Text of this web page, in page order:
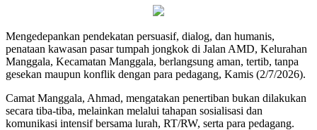
Mengedepankan pendekatan persuasif, dialog, dan humanis,
penataan kawasan pasar tumpah jongkok di Jalan AMD, Kelurahan
Manggala, Kecamatan Manggala, berlangsung aman, tertib, tanpa
gesekan maupun konflik dengan para pedagang, Kamis (2/7/2026).
Camat Manggala, Ahmad, mengatakan penertiban bukan dilakukan
secara tiba-tiba, melainkan melalui tahapan sosialisasi dan
komunikasi intensif bersama lurah, RT/RW, serta para pedagang.